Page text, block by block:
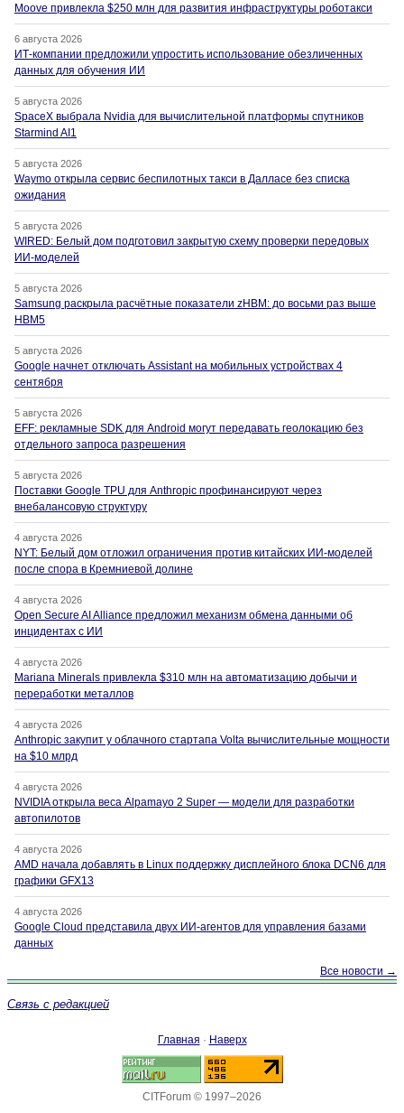
Moove привлекла $250 млн для развития инфраструктуры роботакси
6 августа 2026
ИТ-компании предложили упростить использование обезличенных
данных для обучения ИИ
5 августа 2026
SpaceX выбрала Nvidia для вычислительной платформы спутников
Starmind AI1
5 августа 2026
Waymo открыла сервис беспилотных такси в Далласе без списка
ожидания
5 августа 2026
WIRED: Белый дом подготовил закрытую схему проверки передовых
ИИ-моделей
5 августа 2026
Samsung раскрыла расчётные показатели zHBM: до восьми раз выше
HBM5
5 августа 2026
Google начнет отключать Assistant на мобильных устройствах 4
сентября
5 августа 2026
EFF: рекламные SDK для Android могут передавать геолокацию без
отдельного запроса разрешения
5 августа 2026
Поставки Google TPU для Anthropic профинансируют через
внебалансовую структуру
4 августа 2026
NYT: Белый дом отложил ограничения против китайских ИИ-моделей
после спора в Кремниевой долине
4 августа 2026
Open Secure AI Alliance предложил механизм обмена данными об
инцидентах с ИИ
4 августа 2026
Mariana Minerals привлекла $310 млн на автоматизацию добычи и
переработки металлов
4 августа 2026
Anthropic закупит у облачного стартапа Volta вычислительные мощности
на $10 млрд
4 августа 2026
NVIDIA открыла веса Alpamayo 2 Super — модели для разработки
автопилотов
4 августа 2026
AMD начала добавлять в Linux поддержку дисплейного блока DCN6 для
графики GFX13
4 августа 2026
Google Cloud представила двух ИИ-агентов для управления базами
данных
Все новости →
Связь с редакцией
Главная · Наверх
CITForum © 1997–2026